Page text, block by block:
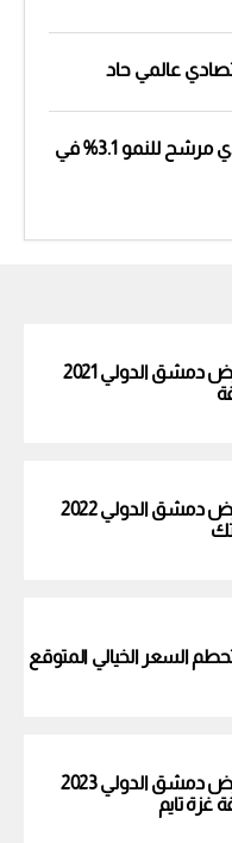
عالمي حاد
البنك الدولي: الاقتصاد السعودي مرشح للنمو 3.1% في
نتائج يانصيب معرض دمشق الدولي 2021
نتائج يانصيب معرض دمشق الدولي 2022
السعر الخيالي المتوقع
نتائج يانصيب معرض دمشق الدولي 2023
غزة تايم